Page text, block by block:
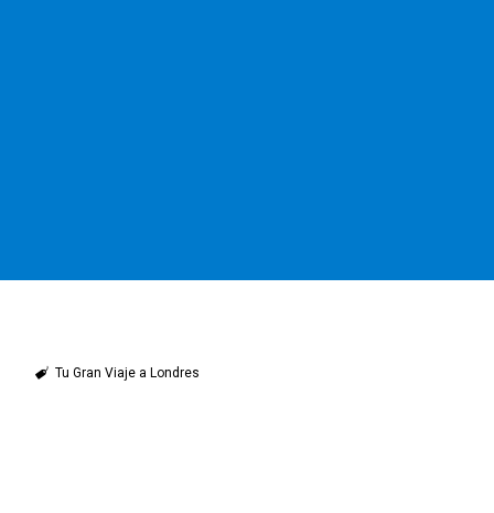
Tu Gran Viaje a Londres